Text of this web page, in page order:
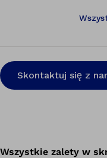
Skontaktuj się z
Wszystkie zalety w